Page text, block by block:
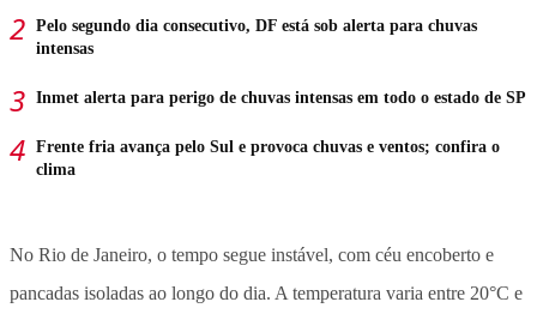
Pelo segundo dia consecutivo, DF está sob alerta para chuvas
intensas
Inmet alerta para perigo de chuvas intensas em todo o estado de SP
Frente fria avança pelo Sul e provoca chuvas e ventos; confira o
clima
No Rio de Janeiro, o tempo segue instável, com céu encoberto e
pancadas isoladas ao longo do dia. A temperatura varia entre 20°C e